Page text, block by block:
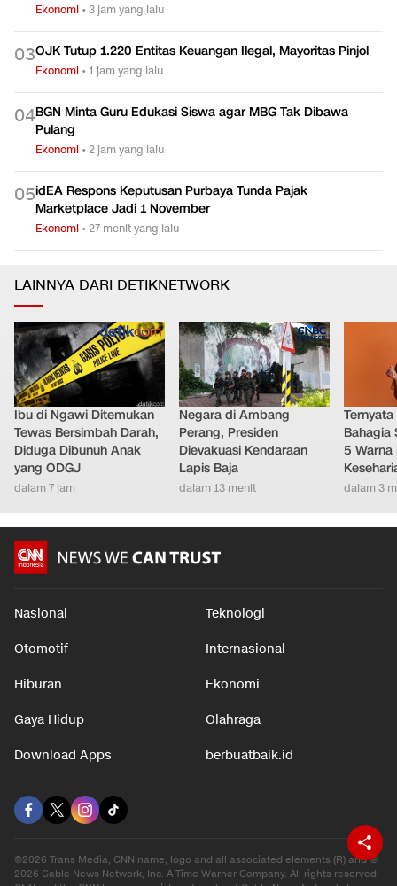
Ekonomi •3 jam yang lalu
03OJK Tutup 1.220 Entitas Keuangan Ilegal, Mayoritas Pinjol
Ekonomi •1 jam yang lalu
04BGN Minta Guru Edukasi Siswa agar MBG Tak Dibawa
Pulang
Ekonomi •2 jam yang lalu
05idEA Respons Keputusan Purbaya Tunda Pajak
Marketplace Jadi 1 November
Ekonomi •27 menit yang lalu
LAINNYA DARI DETIKNETWORK
Ibu di Ngawi Ditemukan
Tewas Bersimbah Darah,
Diduga Dibunuh Anak
yang ODGJ
dalam 7 jam
Negara di Ambang
Perang, Presiden
Dievakuasi Kendaraan
Lapis Baja
dalam 13 menit
Bahagia
5
dalam 3
Nasional Teknologi
Otomotif Internasional
Hiburan Ekonomi
Gaya Hidup Olahraga
Download Apps berbuatbaik.id
©2026 Trans Media, CNN name, logo and all associated elements (R) and ©
2026 Cable News Network, Inc. A Time Warner Company. All rights reserved.